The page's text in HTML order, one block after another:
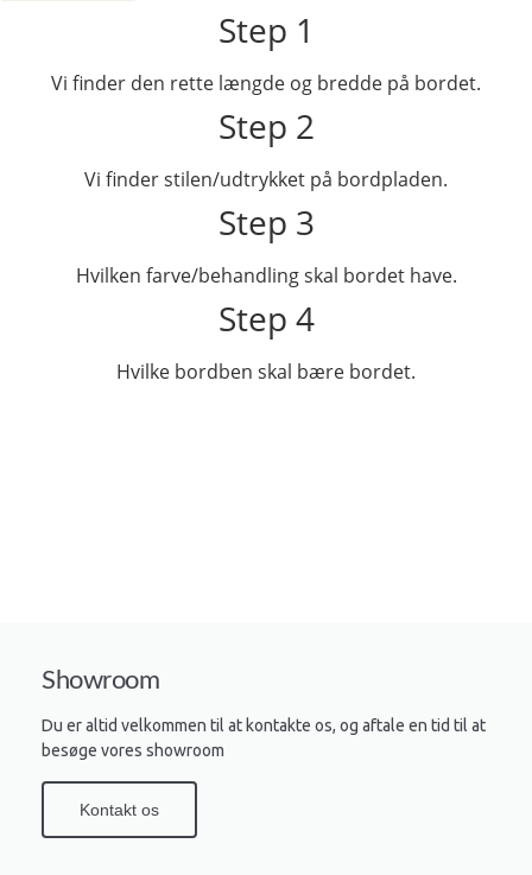
Step 1
Vi finder den rette længde og bredde på bordet.
Step 2
Vi finder stilen/udtrykket på bordpladen.
Step 3
Hvilken farve/behandling skal bordet have.
Step 4
Hvilke bordben skal bære bordet.
Showroom
Du er altid velkommen til at kontakte os, og aftale en tid til at
besøge vores showroom
Kontakt os